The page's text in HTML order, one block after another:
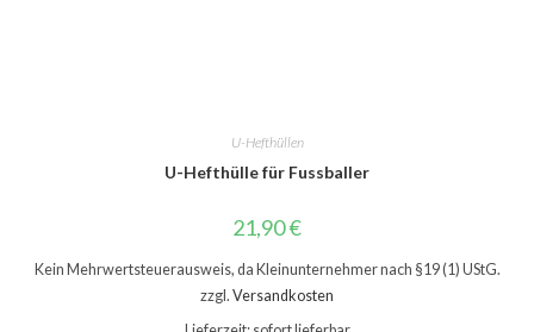
U-Hefthüllen
U-Hefthülle für Fussballer
21,90€
Kein Mehrwertsteuerausweis, da Kleinunternehmer nach §19 (1) UStG.
zzgl. Versandkosten